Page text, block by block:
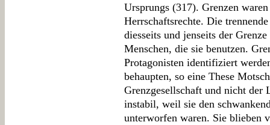
Ursprungs (317). Grenzen
Herrschaftsrechte. Die
diesseits und jenseits der
Menschen, die sie benutzen.
Protagonisten identifiziert
behaupten, so eine These
Grenzgesellschaft und nicht der
instabil, weil sie den
unterworfen waren. Sie blieben